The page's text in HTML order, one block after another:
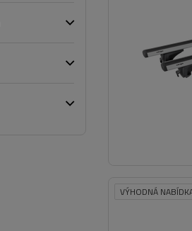
VÝHODNÁ